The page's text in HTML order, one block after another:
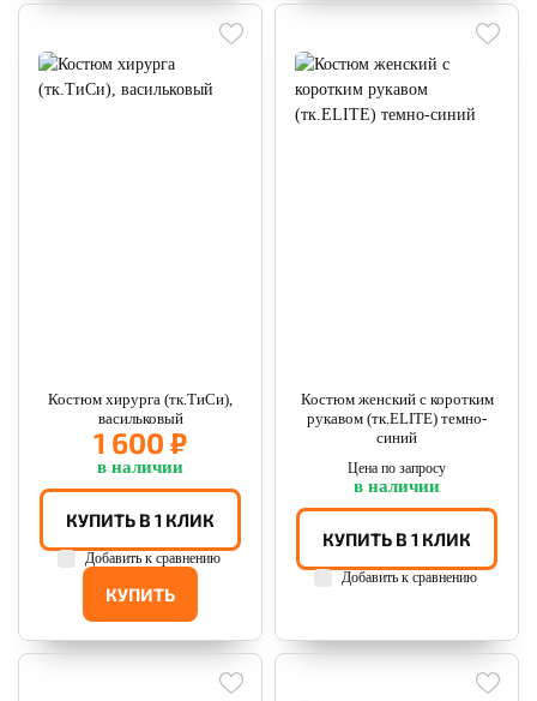
Костюм хирурга (тк.ТиСи),
васильковый
1 600 ₽
в наличии
КУПИТЬ
КУПИТЬ В 1 КЛИК
Добавить к сравнению
Костюм женский с коротким
рукавом (тк.ELITE) темно-
синий
Цена по запросу
в наличии
КУПИТЬ В 1 КЛИК
Добавить к сравнению